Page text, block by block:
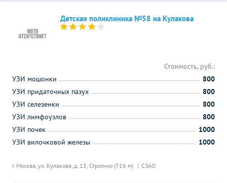
Детская поликлиника №58 на Кулакова
г. Москва, ул. Кулакова, д. 13, Строгино (716 м) СЗАО
Стоимость, руб.:
УЗИ мошонки
800
УЗИ придаточных пазух
800
УЗИ селезенки
800
УЗИ лимфоузлов
800
УЗИ почек
1000
УЗИ вилочковой железы
1000